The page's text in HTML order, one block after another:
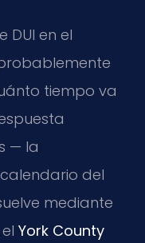
DUI en el
tiempo va
— la
del
mediante
York County